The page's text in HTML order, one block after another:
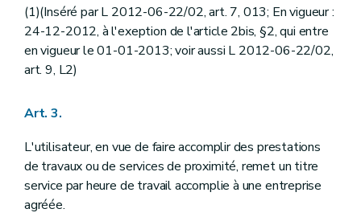
(1)(Inséré par L 2012-06-22/02, art. 7, 013; En vigueur :
24-12-2012, à l'exeption de l'article 2bis, §2, qui entre
en vigueur le 01-01-2013; voir aussi L 2012-06-22/02,
art. 9, L2)
Art. 3.
L'utilisateur, en vue de faire accomplir des prestations
de travaux ou de services de proximité, remet un titre
service par heure de travail accomplie à une entreprise
agréée.